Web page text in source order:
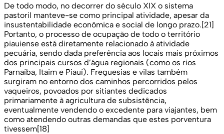
De todo modo, no decorrer do século XIX o sistema
pastoril manteve-se como principal atividade, apesar da
insustentabilidade econômica e social de longo prazo.[21]
Portanto, o processo de ocupação de todo o território
piauiense está diretamente relacionado à atividade
pecuária, sendo dada preferência aos locais mais próximos
dos principais cursos d’água regionais (como os rios
Parnaíba, Itaim e Piauí). Freguesias e vilas também
surgiram no entorno dos caminhos percorridos pelos
vaqueiros, povoados por sitiantes dedicados
primariamente à agricultura de subsistência,
eventualmente vendendo o excedente para viajantes, bem
como atendendo outras demandas que estes porventura
tivessem[18]